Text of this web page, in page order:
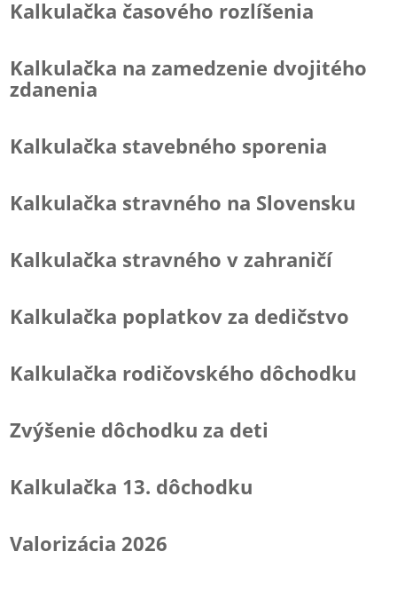
Kalkulačka časového rozlíšenia
Kalkulačka na zamedzenie dvojitého
zdanenia
Kalkulačka stavebného sporenia
Kalkulačka stravného na Slovensku
Kalkulačka stravného v zahraničí
Kalkulačka poplatkov za dedičstvo
Kalkulačka rodičovského dôchodku
Zvýšenie dôchodku za deti
Kalkulačka 13. dôchodku
Valorizácia 2026